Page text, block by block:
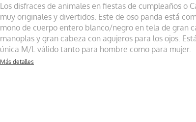
Los disfraces de animales en fiestas de cumpleaños o
muy originales y divertidos. Este de oso panda está
mono de cuerpo entero blanco/negro en tela de gran
manoplas y gran cabeza con agujeros para los ojos.
única M/L válido tanto para hombre como para mujer.
Más detalles